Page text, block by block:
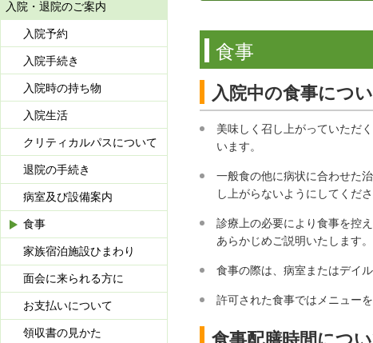
食事
入院中の食事につ
美味しく召し上がっていただ
います。
一般食の他に病状に合わせた
し上がらないようにしてくださ
診療上の必要により食事を控
あらかじめご説明いたします。
食事の際は、病室またはデイ
許可された食事ではメニュー
入院・退院のご案内
入院予約
入院手続き
入院時の持ち物
入院生活
クリティカルパスについて
退院の手続き
病室及び設備案内
食事
家族宿泊施設ひまわり
面会に来られる方に
お支払いについて
領収書の見かた